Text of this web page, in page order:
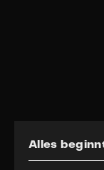
Alles